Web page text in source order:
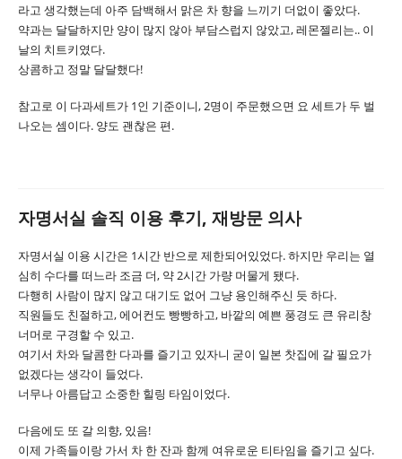
라고 생각했는데 아주 담백해서 맑은 차 향을 느끼기 더없이 좋았다.
약과는 달달하지만 양이 많지 않아 부담스럽지 않았고, 레몬젤리는.. 이
날의 치트키였다.
상콤하고 정말 달달했다!
참고로 이 다과세트가 1인 기준이니, 2명이 주문했으면 요 세트가 두 벌
나오는 셈이다. 양도 괜찮은 편.
자명서실 솔직 이용 후기, 재방문 의사
자명서실 이용 시간은 1시간 반으로 제한되어있었다. 하지만 우리는 열
심히 수다를 떠느라 조금 더, 약 2시간 가량 머물게 됐다.
다행히 사람이 많지 않고 대기도 없어 그냥 용인해주신 듯 하다.
직원들도 친절하고, 에어컨도 빵빵하고, 바깥의 예쁜 풍경도 큰 유리창
너머로 구경할 수 있고.
여기서 차와 달콤한 다과를 즐기고 있자니 굳이 일본 찻집에 갈 필요가
없겠다는 생각이 들었다.
너무나 아름답고 소중한 힐링 타임이었다.
다음에도 또 갈 의향, 있음!
이제 가족들이랑 가서 차 한 잔과 함께 여유로운 티타임을 즐기고 싶다.